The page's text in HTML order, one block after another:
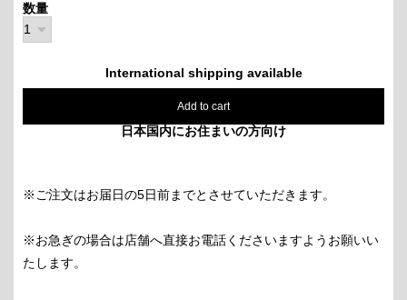
数量
International shipping available
Add to cart
日本国内にお住まいの方向け
※ご注文はお届日の5日前までとさせていただきます。
※お急ぎの場合は店舗へ直接お電話くださいますようお願いい
たします。